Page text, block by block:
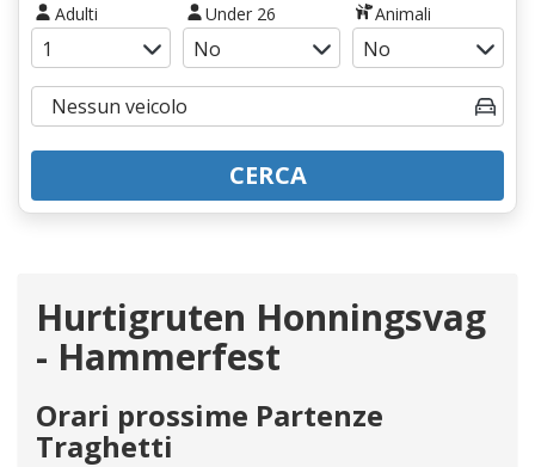
Adulti Under 26 Animali
CERCA
Hurtigruten Honningsvag
- Hammerfest
Orari prossime Partenze
Traghetti